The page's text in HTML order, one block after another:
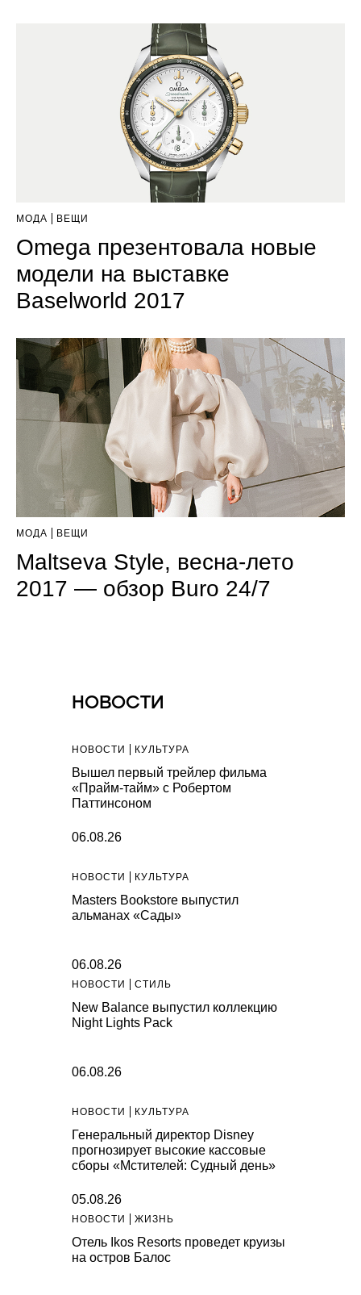
МОДА ВЕЩИ
Omega презентовала новые
модели на выставке
Baselworld 2017
МОДА ВЕЩИ
Maltseva Style, весна-лето
2017 — обзор Buro 24/7
НОВОСТИ
НОВОСТИ КУЛЬТУРА
Вышел первый трейлер фильма
«Прайм-тайм» с Робертом
Паттинсоном
06.08.26
НОВОСТИ КУЛЬТУРА
Masters Bookstore выпустил
альманах «Сады»
06.08.26
НОВОСТИ СТИЛЬ
New Balance выпустил коллекцию
Night Lights Pack
06.08.26
НОВОСТИ КУЛЬТУРА
Генеральный директор Disney
прогнозирует высокие кассовые
сборы «Мстителей: Судный день»
05.08.26
НОВОСТИ ЖИЗНЬ
Отель Ikos Resorts проведет круизы
на остров Балос